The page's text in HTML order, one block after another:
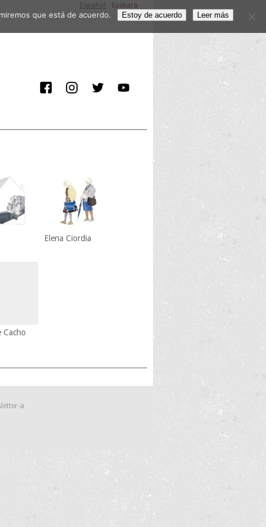
Español Euskara
Elena Ciordia
Cacho
a
que está de acuerdo. Estoy de acuerdo Leer más